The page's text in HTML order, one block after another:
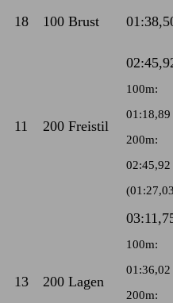
18 100 Brust
11 200 Freistil
100m:
01:18,89
200m:
02:45,92
13 200 Lagen
100m:
01:36,02
200m: